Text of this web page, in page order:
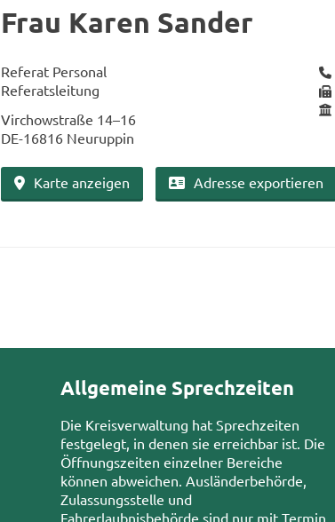
Frau Karen San­der
Re­fe­rat Per­so­nal
Re­fe­rats­lei­tung
Virch­ow­stra­ße 14–16
DE-​16816 Neu­rup­pin
Karte an­zei­gen Adres­se ex­por­tie­ren
Allgemeine Sprechzeiten
Die Kreisverwaltung hat Sprechzeiten
festgelegt, in denen sie erreichbar ist. Die
Öffnungszeiten einzelner Bereiche
können abweichen. Ausländerbehörde,
Zulassungsstelle und
Fahrerlaubnisbehörde sind nur mit Termin